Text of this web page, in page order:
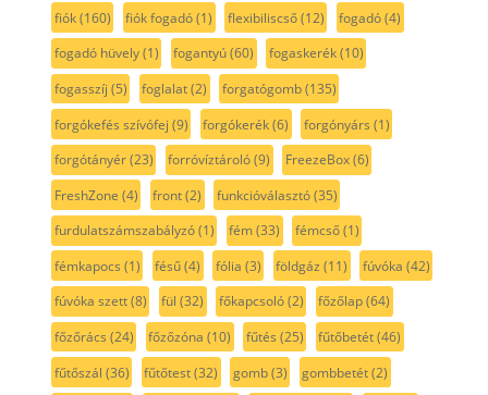
fiók(160) fiók fogadó(1) flexibiliscső(12) fogadó(4)
fogadó hüvely(1) fogantyú(60) fogaskerék(10)
fogasszíj (5) foglalat(2) forgatógomb(135)
forgókefés szívófej (9) forgókerék(6) forgónyárs (1)
forgótányér(23) forróvíztároló(9) FreezeBox(6)
FreshZone (4) front(2) funkcióválasztó(35)
furdulatszámszabályzó(1) fém(33) fémcső(1)
fémkapocs (1) fésű(4) fólia (3) földgáz (11) fúvóka (42)
fúvóka szett(8) fül (32) főkapcsoló(2) főzőlap(64)
főzőrács (24) főzőzóna (10) fűtés (25) fűtőbetét(46)
fűtőszál (36) fűtőtest(32) gomb(3) gombbetét(2)